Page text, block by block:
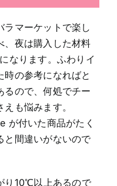
ラマーケットで楽し
、夜は購入した材料
なります。ふわりイ
の参考になればと
るので、何処でチー
も悩みます。
が付いた商品がたく
と間違いがないので
り10℃以上あるので